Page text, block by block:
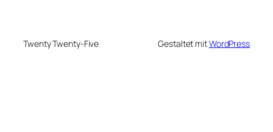
Twenty Twenty-Five Gestaltet mitWordPress